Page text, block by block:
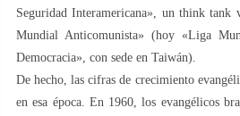
Seguridad Interamericana», un think tank
Mundial Anticomunista» (hoy «Liga
Democracia», con sede en Taiwán).
De hecho, las cifras de crecimiento
en esa época. En 1960, los evangélicos